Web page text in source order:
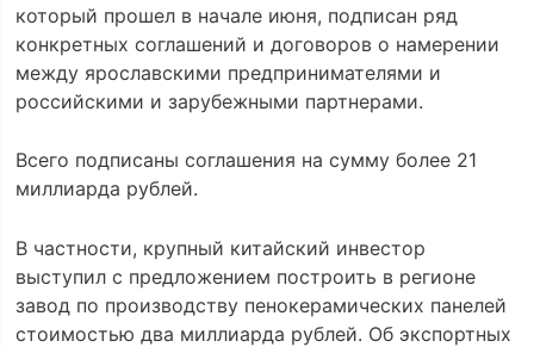
который прошел в начале июня, подписан ряд
конкретных соглашений и договоров о намерении
между ярославскими предпринимателями и
российскими и зарубежными партнерами.
Всего подписаны соглашения на сумму более 21
миллиарда рублей.
В частности, крупный китайский инвестор
выступил с предложением построить в регионе
завод по производству пенокерамических панелей
стоимостью два миллиарда рублей. Об экспортных